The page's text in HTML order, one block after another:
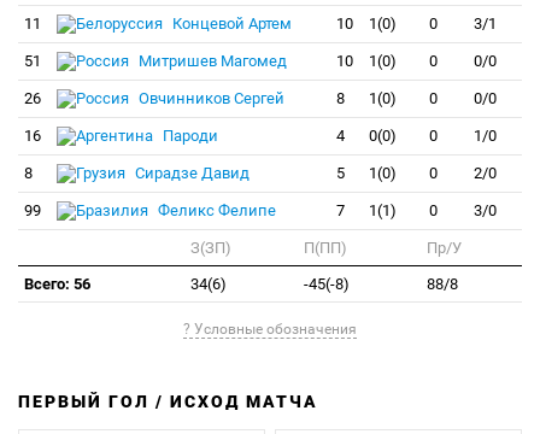
11 Концевой Артем 10 1(0) 0 3/1
51 Митришев Магомед 10 1(0) 0 0/0
26 Овчинников Сергей 8 1(0) 0 0/0
16 Пароди 4 0(0) 0 1/0
8 Сирадзе Давид 5 1(0) 0 2/0
99 Феликс Фелипе 7 1(1) 0 3/0
З(ЗП) П(ПП)
Пр/У
Всего: 56
34(6) -45(-8) 88/8
? Условные обозначения
ПЕРВЫЙ ГОЛ / ИСХОД МАТЧА